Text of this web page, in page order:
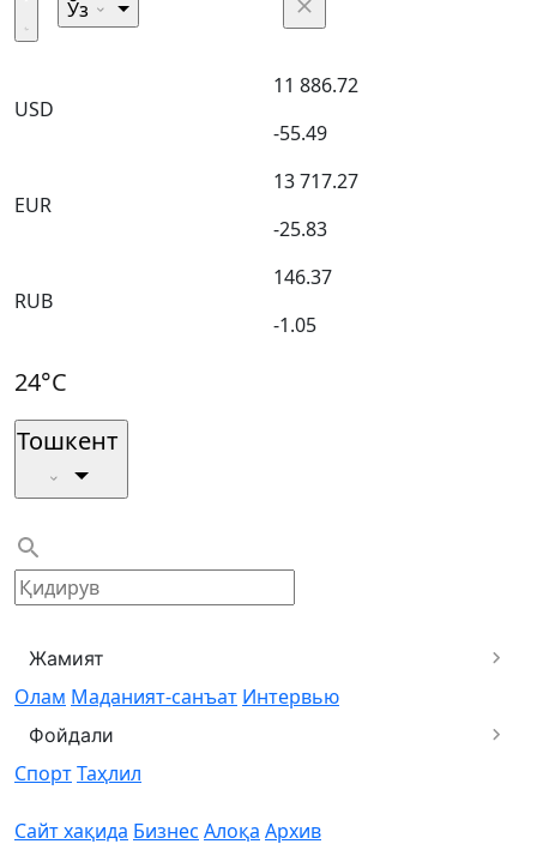
Ўз
USD
11 886.72
-55.49
EUR
13 717.27
-25.83
RUB
146.37
-1.05
24°C
Тошкент
Жамият
Олам Маданият-санъат Интервью
Фойдали
СпортТаҳлил
Сайт хақида Бизнес Алоқа Архив